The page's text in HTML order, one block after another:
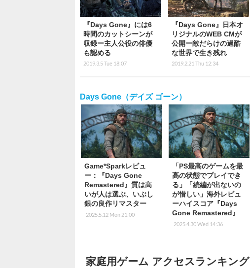
『Days Gone』には6
時間のカットシーンが
収録ー主人公役の俳優
も認める
2019.3.5 Tue 18:07
『Days Gone』日本オ
リジナルのWEB CMが
公開ー敵だらけの過酷
な世界で生き残れ
2019.2.21 Thu 12:34
Days Gone（デイズ ゴーン）
Game*Sparkレビュ
ー：『Days Gone
Remastered』質は高
いが人は選ぶ、いぶし
銀の良作リマスター
2025.5.12 Mon 21:00
「PS最高のゲームを最
高の状態でプレイでき
る」「続編が出ないの
が惜しい」海外レビュ
ーハイスコア『Days
Gone Remastered』
2025.4.30 Wed 14:36
家庭用ゲーム アクセスランキング